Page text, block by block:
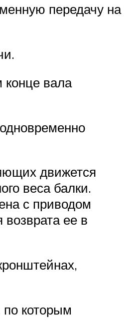
передачу на
конце вала
движется
веса балки.
с приводом
ее в
по которым